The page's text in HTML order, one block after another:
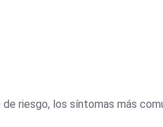
riesgo, los síntomas más